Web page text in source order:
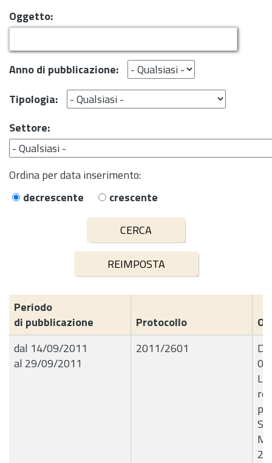
Oggetto:
Anno di pubblicazione:
Tipologia:
Settore:
Ordina per data inserimento:
decrescente
crescente
Periodo
di pubblicazione
Protocollo
dal 14/09/2011
al 29/09/2011
2011/2601